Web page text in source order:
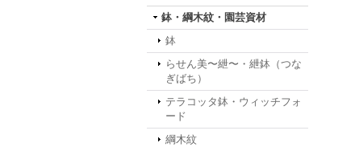
鉢・綱木紋・園芸資材
鉢
らせん美〜紲〜・紲鉢（つな
ぎばち）
テラコッタ鉢・ウィッチフォ
ード
綱木紋